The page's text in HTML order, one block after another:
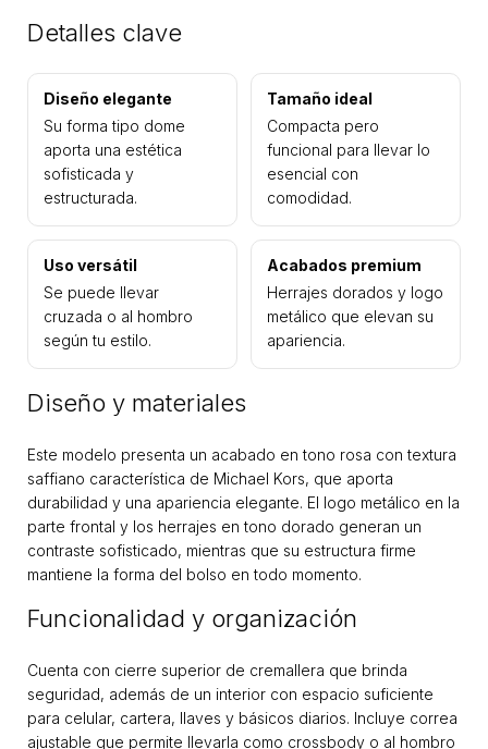
Detalles clave
Diseño elegante
Su forma tipo dome
aporta una estética
sofisticada y
estructurada.
Tamaño ideal
Compacta pero
funcional para llevar lo
esencial con
comodidad.
Uso versátil
Se puede llevar
cruzada o al hombro
según tu estilo.
Acabados premium
Herrajes dorados y logo
metálico que elevan su
apariencia.
Diseño y materiales
Este modelo presenta un acabado en tono rosa con textura
saffiano característica de Michael Kors, que aporta
durabilidad y una apariencia elegante. El logo metálico en la
parte frontal y los herrajes en tono dorado generan un
contraste sofisticado, mientras que su estructura firme
mantiene la forma del bolso en todo momento.
Funcionalidad y organización
Cuenta con cierre superior de cremallera que brinda
seguridad, además de un interior con espacio suficiente
para celular, cartera, llaves y básicos diarios. Incluye correa
ajustable que permite llevarla como crossbody o al hombro